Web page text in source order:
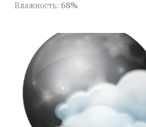
Влажность: 68%